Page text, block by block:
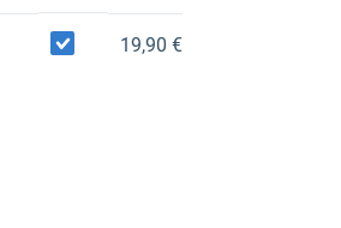
19,90 €